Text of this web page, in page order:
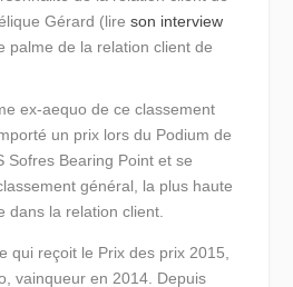
Gérard (lireson interview
palme de la relation client de
ex-aequo de ce classement
un prix lors du Podium de
Sofres Bearing Point et se
général, la plus haute
dans la relation client.
qui reçoit le Prix des prix 2015,
vainqueur en 2014. Depuis